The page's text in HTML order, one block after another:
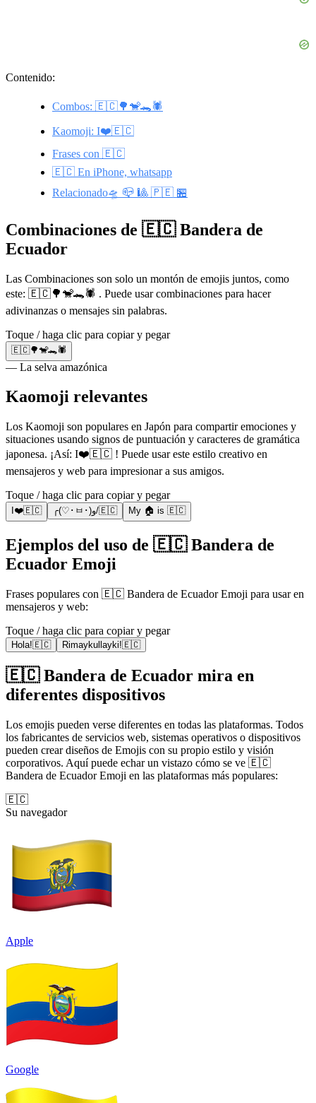
Contenido:
Combos: 🇪🇨🌳🐒🐊🕷️
Kaomoji: I❤️🇪🇨
Frases con 🇪🇨
🇪🇨 En iPhone, whatsapp
Relacionado🛸 📪 🎱 🇵🇪 🏪
Combinaciones de 🇪🇨 Bandera de
Ecuador
Las Combinaciones son solo un montón de emojis juntos, como
este: 🇪🇨🌳🐒🐊🕷️ . Puede usar combinaciones para hacer
adivinanzas o mensajes sin palabras.
Toque / haga clic para copiar y pegar
🇪🇨🌳🐒🐊🕷️
— La selva amazónica
Kaomoji relevantes
Los Kaomoji son populares en Japón para compartir emociones y
situaciones usando signos de puntuación y caracteres de gramática
japonesa. ¡Así: I❤️🇪🇨 ! Puede usar este estilo creativo en
mensajeros y web para impresionar a sus amigos.
Toque / haga clic para copiar y pegar
I❤️🇪🇨 ╭(♡･ㅂ･)و/🇪🇨 My 🏠 is 🇪🇨
Ejemplos del uso de 🇪🇨 Bandera de
Ecuador Emoji
Frases populares con 🇪🇨 Bandera de Ecuador Emoji para usar en
mensajeros y web:
Toque / haga clic para copiar y pegar
Hola!🇪🇨 Rimaykullayki!🇪🇨
🇪🇨 Bandera de Ecuador mira en
diferentes dispositivos
Los emojis pueden verse diferentes en todas las plataformas. Todos
los fabricantes de servicios web, sistemas operativos o dispositivos
pueden crear diseños de Emojis con su propio estilo y visión
corporativos. Aquí puede echar un vistazo cómo se ve 🇪🇨
Bandera de Ecuador Emoji en las plataformas más populares:
🇪🇨
Su navegador
Apple
Google